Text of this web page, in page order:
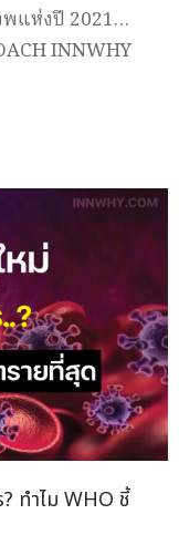
แห่งปี 2021…
INNWHY
ทำไม WHO ชี้